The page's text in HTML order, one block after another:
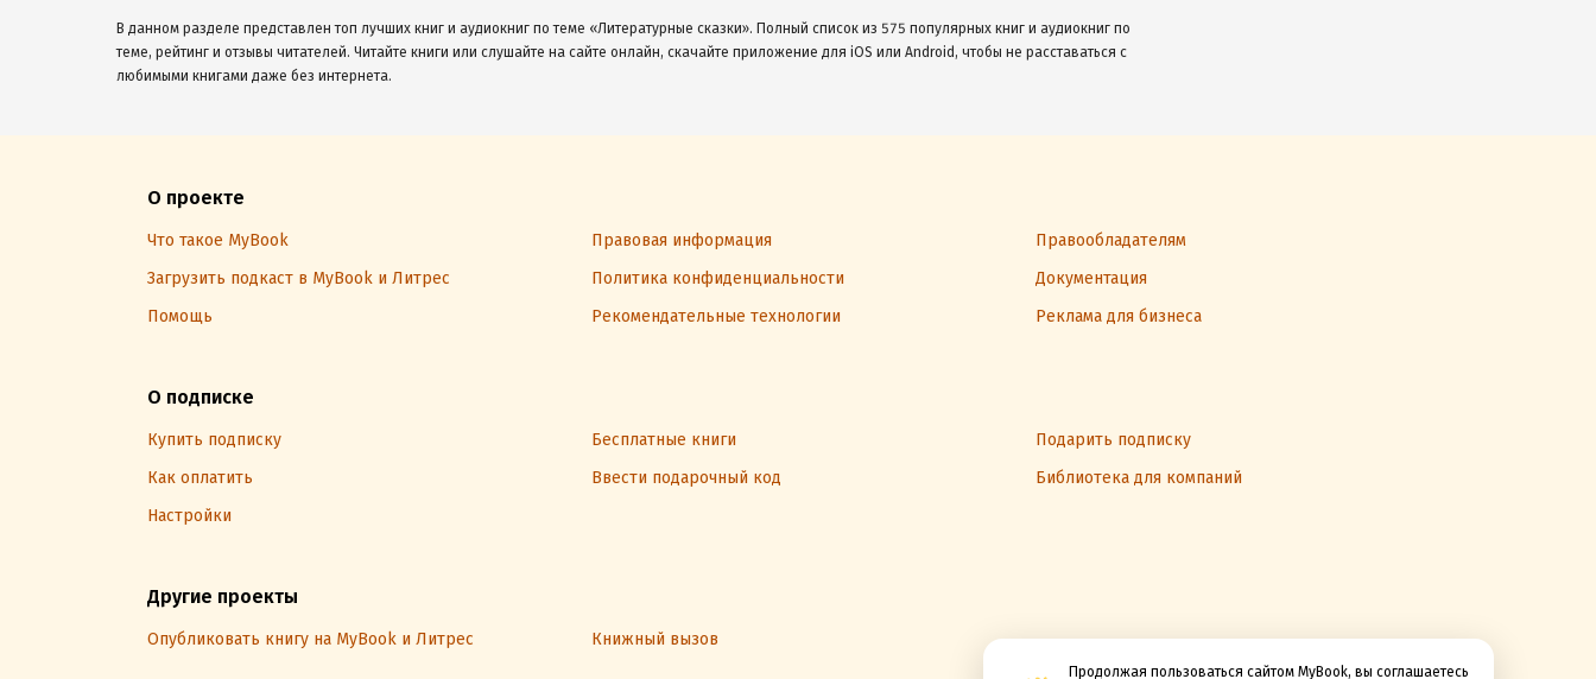
Продолжая пользоваться сайтом MyBook, вы соглашаетесь
В данном разделе представлен топ лучших книг и аудиокниг по теме «Литературные сказки». Полный список из 575 популярных книг и аудиокниг по
теме, рейтинг и отзывы читателей. Читайте книги или слушайте на сайте онлайн, скачайте приложение для iOS или Android, чтобы не расставаться с
любимыми книгами даже без интернета.
О проекте
Что такое MyBook Правовая информация
Правообладателям
Загрузить подкаст в MyBook и Литрес
Политика конфиденциальности
Документация
Помощь
Рекомендательные технологии Реклама для бизнеса
О подписке
Купить подписку Бесплатные книги
Подарить подписку
Как оплатить
Ввести подарочный код
Библиотека для компаний
Настройки
Другие проекты
Опубликовать книгу на MyBook и Литрес Книжный вызов